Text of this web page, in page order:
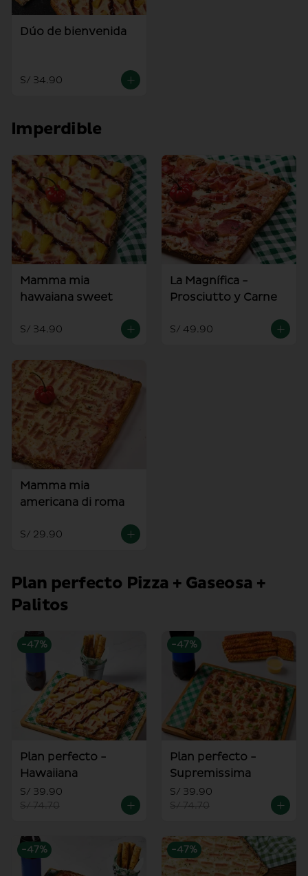
Dúo de bienvenida
S/ 34.90
Imperdible
Mamma mia
hawaiana sweet
S/ 34.90
La Magnífica -
Prosciutto y Carne
S/ 49.90
Mamma mia
americana di roma
S/ 29.90
Plan perfecto Pizza + Gaseosa +
Palitos
-47%
Plan perfecto -
Hawaiiana
S/ 39.90
S/ 74.70
-47%
Plan perfecto -
Supremissima
S/ 39.90
S/ 74.70
-47% -47%